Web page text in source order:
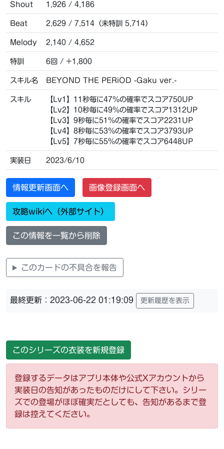
Shout 1,926 / 4,186
Beat 2,629 / 7,514（未特訓 5,714）
Melody 2,140 / 4,652
特訓 6回 / +1,800
スキル名 BEYOND THE PERiOD -Gaku ver.-
スキル
【Lv1】11秒毎に47％の確率でスコア750UP
【Lv2】10秒毎に49％の確率でスコア1312UP
【Lv3】9秒毎に51％の確率でスコア2231UP
【Lv4】8秒毎に53％の確率でスコア3793UP
【Lv5】7秒毎に55％の確率でスコア6448UP
実装日 2023/6/10
情報更新画面へ 画像登録画面へ
攻略wikiへ（外部サイト）
この情報を一覧から削除
このカードの不具合を報告
最終更新：2023-06-22 01:19:09 更新履歴を表示
このシリーズの衣装を新規登録
登録するデータはアプリ本体や公式Xアカウントから
実装日の告知があったものだけにして下さい。シリー
ズでの登場がほぼ確実だとしても、告知があるまで登
録は控えてください。